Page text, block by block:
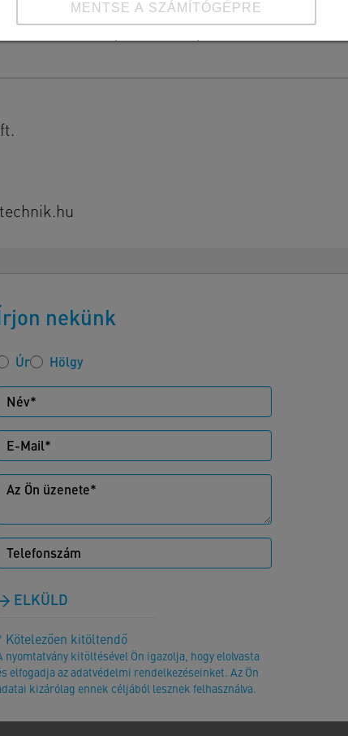
nekünk
Úr Hölgy
ELKÜLD
Kötelezően kitöltendő
nyomtatvány kitöltésével Ön igazolja, hogy elolvasta
elfogadja az adatvédelmi rendelkezéseinket. Az Ön
kizárólag ennek céljából lesznek felhasználva.
MENTSE A SZÁMÍTÓGÉPRE
Részletek megtekintése